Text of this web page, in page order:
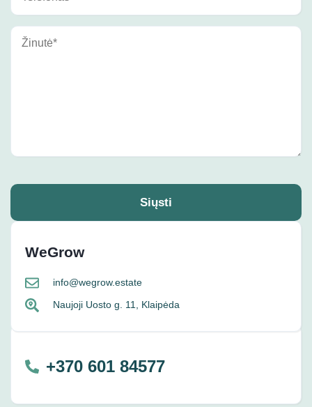
Siųsti
WeGrow
info@wegrow.estate
Naujoji Uosto g. 11, Klaipėda
+370 601 84577